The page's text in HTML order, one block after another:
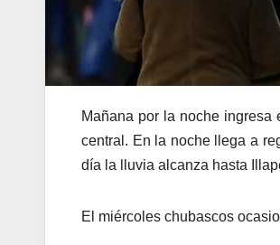
Mañana por la noche ingresa
central. En la noche llega a
día la lluvia alcanza hasta
El miércoles chubascos